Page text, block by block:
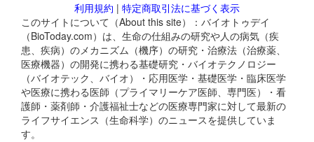
利用規約 | 特定商取引法に基づく表示
このサイトについて（About this site）：バイオトゥデイ
（BioToday.com）は、生命の仕組みの研究や人の病気（疾
患、疾病）のメカニズム（機序）の研究・治療法（治療薬、
医療機器）の開発に携わる基礎研究・バイオテクノロジー
（バイオテック、バイオ）・応用医学・基礎医学・臨床医学
や医療に携わる医師（プライマリーケア医師、専門医）・看
護師・薬剤師・介護福祉士などの医療専門家に対して最新の
ライフサイエンス（生命科学）のニュースを提供していま
す。